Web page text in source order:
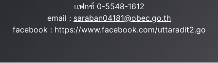
แฟกซ์ 0-5548-1612
email : saraban04181@obec.go.th
facebook : https://www.facebook.com/uttaradit2.go